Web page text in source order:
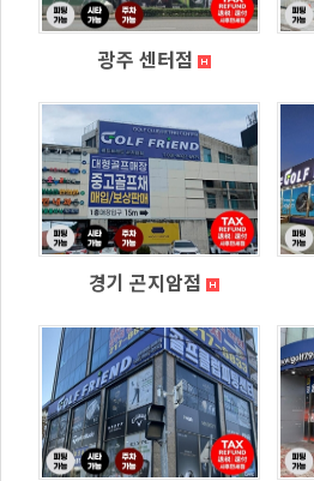
광주 센터점
경기 곤지암점